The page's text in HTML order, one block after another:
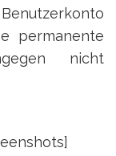
permanente
nicht